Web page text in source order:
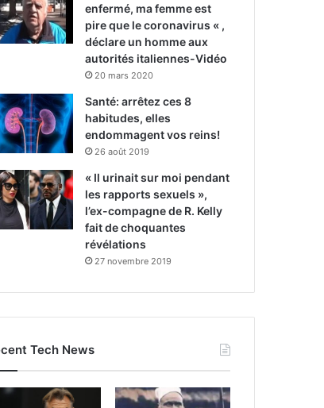
enfermé, ma femme est
pire que le coronavirus « ,
déclare un homme aux
autorités italiennes-Vidéo
20 mars 2020
Santé: arrêtez ces 8
habitudes, elles
endommagent vos reins!
26 août 2019
« Il urinait sur moi pendant
les rapports sexuels »,
l’ex-compagne de R. Kelly
fait de choquantes
révélations
27 novembre 2019
Tech News